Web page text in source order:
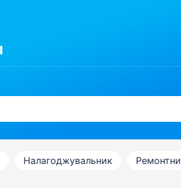
Налагоджувальник